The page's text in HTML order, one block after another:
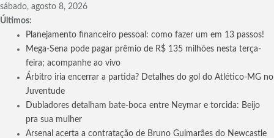
Skip
to
content
sábado, agosto 8, 2026
Últimos:
Planejamento financeiro pessoal: como fazer um em 13 passos!
Mega-Sena pode pagar prêmio de R$ 135 milhões nesta terça-
feira; acompanhe ao vivo
Árbitro iria encerrar a partida? Detalhes do gol do Atlético-MG no
Juventude
Dubladores detalham bate-boca entre Neymar e torcida: Beijo
pra sua mulher
Arsenal acerta a contratação de Bruno Guimarães do Newcastle